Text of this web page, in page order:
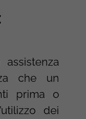
che un
prima o
dei